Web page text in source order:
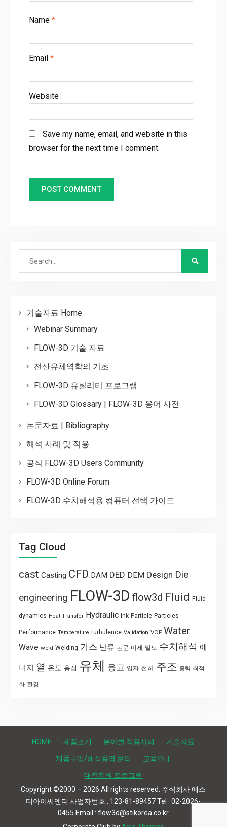
Name *
Email *
Website
Save my name, email, and website in this
browser for the next time I comment.
기술자료 Home
Webinar Summary
FLOW-3D 기술 자료
전산유체역학의 기초
FLOW-3D 유틸리티 프로그램
FLOW-3D Glossary | FLOW-3D 용어 사전
논문자료 | Bibliography
해석 사례 및 적용
공식 FLOW-3D Users Community
FLOW-3D Online Forum
FLOW-3D 수치해석용 컴퓨터 선택 가이드
Tag Cloud
cast Casting CFD DAM DED DEM Design Die
engineering FLOW-3D flow3d Fluid Fluid
dynamics Heat Transfer Hydraulic ink Particle Particles
Performance Temperature turbulence Validation VOF Water
Wave weld Welding 가스 난류 논문 미세 밀도 수치해석 에
너지 열 온도 용접 유체 응고 입자 전하 주조 중력 최적
화 환경
HOME 제품소개 분야별 적용사례 기술자료
제품구입/해석용역 문의 교육안내
대학지원 프로그램
Copyright ©2000 – 2026 All rights reserved. 주식회사 에스
티아이씨앤디 사업자번호 : 123-81-89457 Tel : 02-2026-
0455 Email : flow3d@stikorea.co.kr